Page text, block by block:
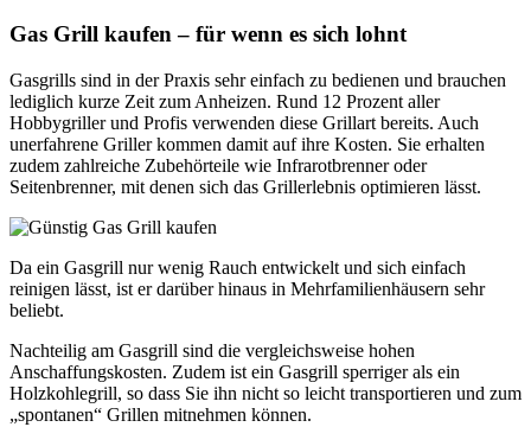
Gas Grill kaufen – für wenn es sich lohnt
Gasgrills sind in der Praxis sehr einfach zu bedienen und brauchen
lediglich kurze Zeit zum Anheizen. Rund 12 Prozent aller
Hobbygriller und Profis verwenden diese Grillart bereits. Auch
unerfahrene Griller kommen damit auf ihre Kosten. Sie erhalten
zudem zahlreiche Zubehörteile wie Infrarotbrenner oder
Seitenbrenner, mit denen sich das Grillerlebnis optimieren lässt.
Da ein Gasgrill nur wenig Rauch entwickelt und sich einfach
reinigen lässt, ist er darüber hinaus in Mehrfamilienhäusern sehr
beliebt.
Nachteilig am Gasgrill sind die vergleichsweise hohen
Anschaffungskosten. Zudem ist ein Gasgrill sperriger als ein
Holzkohlegrill, so dass Sie ihn nicht so leicht transportieren und zum
„spontanen“ Grillen mitnehmen können.